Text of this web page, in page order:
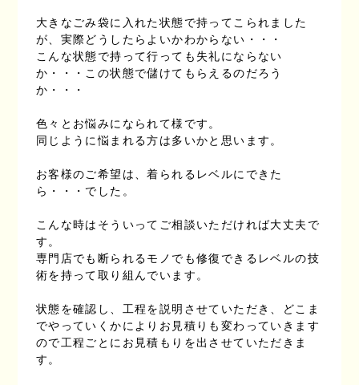
大きなごみ袋に入れた状態で持ってこられました
が、実際どうしたらよいかわからない・・・
こんな状態で持って行っても失礼にならない
か・・・この状態で儲けてもらえるのだろう
か・・・
色々とお悩みになられて様です。
同じように悩まれる方は多いかと思います。
お客様のご希望は、着られるレベルにできた
ら・・・でした。
こんな時はそういってご相談いただければ大丈夫で
す。
専門店でも断られるモノでも修復できるレベルの技
術を持って取り組んでいます。
状態を確認し、工程を説明させていただき、どこま
でやっていくかによりお見積りも変わっていきます
ので工程ごとにお見積もりを出させていただきま
す。